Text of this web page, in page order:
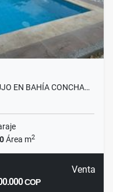
EN BAHÍA CONCHA…
Área m2
Venta
COP